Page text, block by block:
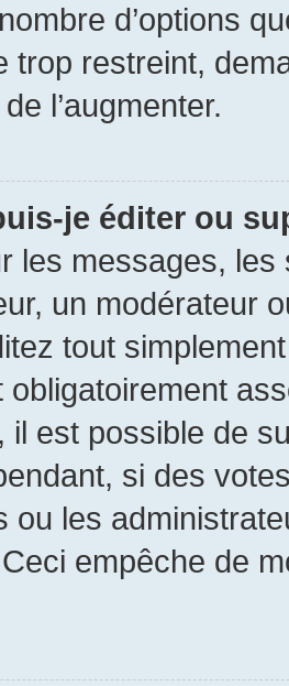
d’options
trop restreint,
l’augmenter.
je éditer ou
les messages,
un modérateur
tout
il est possible de
si des
ou les
empêche de